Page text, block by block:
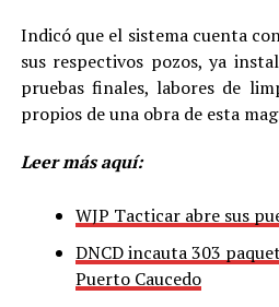
Indicó que el sistema cuenta
sus respectivos pozos, ya
pruebas finales, labores de
propios de una obra de esta
Leer más aquí:
WJP Tacticar abre sus
DNCD incauta 303
Puerto Caucedo